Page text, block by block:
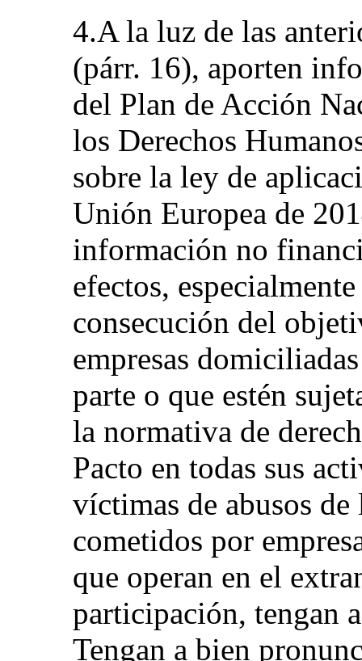
4.A la luz de las
(párr. 16), aporten
del Plan de Acción
los Derechos
sobre la ley de
Unión Europea de
información no
efectos,
consecución del
empresas
parte o que estén
la normativa de
Pacto en todas sus
víctimas de abusos
cometidos por
que operan en el
participación, tengan
Tengan a bien